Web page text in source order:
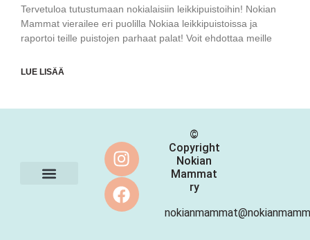
Tervetuloa tutustumaan nokialaisiin leikkipuistoihin! Nokian
Mammat vierailee eri puolilla Nokiaa leikkipuistoissa ja
raportoi teille puistojen parhaat palat! Voit ehdottaa meille
LUE LISÄÄ
©
Copyright
Nokian
Mammat
ry